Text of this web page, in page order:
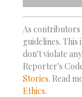
As contributors
guidelines.
don't violate
Reporter's
Stories. Read
Ethics.